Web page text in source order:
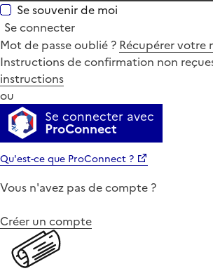
Se souvenir de moi
Se connecter
Mot de passe oublié ? Récupérer votre
Instructions de confirmation non
instructions
ou
Se connecter avec
ProConnect
Qu'est-ce que ProConnect ?
Vous n'avez pas de compte ?
Créer un compte